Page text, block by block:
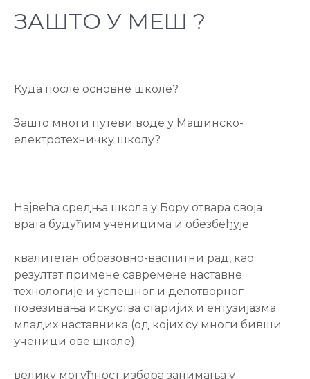
ЗАШТО У МЕШ ?
Куда после основне школе?
Зашто многи путеви воде у Машинско-
електротехничку школу?
Највећа средња школа у Бору отвара своја
врата будућим ученицима и обезбеђује:
квалитетан образовно-васпитни рад, као
резултат примене савремене наставне
технологије и успешног и делотворног
повезивања искуства старијих и ентузијазма
младих наставника (од којих су многи бивши
ученици ове школе);
велику могућност избора занимања у